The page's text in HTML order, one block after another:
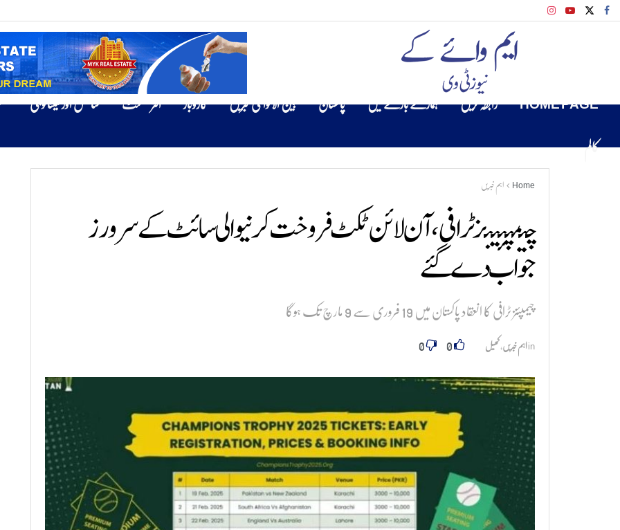
HOME PAGE رابطہ کریں ہمارے بارے میں پاکستان بین الاقوامی خبریں کاروبار انٹرٹینمنٹ سائنس اور ٹیکنالوجی
کالم
Home اہم خبریں
چیمپئینز ٹرافی،آن لائن ٹکٹ فروخت کرنیوالی سائٹ کے سرورز
جواب دے گئے
چیمپئنز ٹرافی کا انعقاد پاکستان میں 19 فروری سے 9 مارچ تک ہوگا
in اہم خبریں, کھیل 0
0